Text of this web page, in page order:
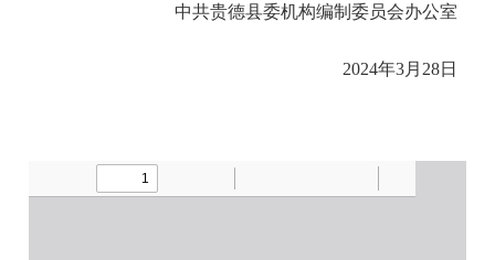
中共贵德县委机构编制委员会办公室
2024年3月28日